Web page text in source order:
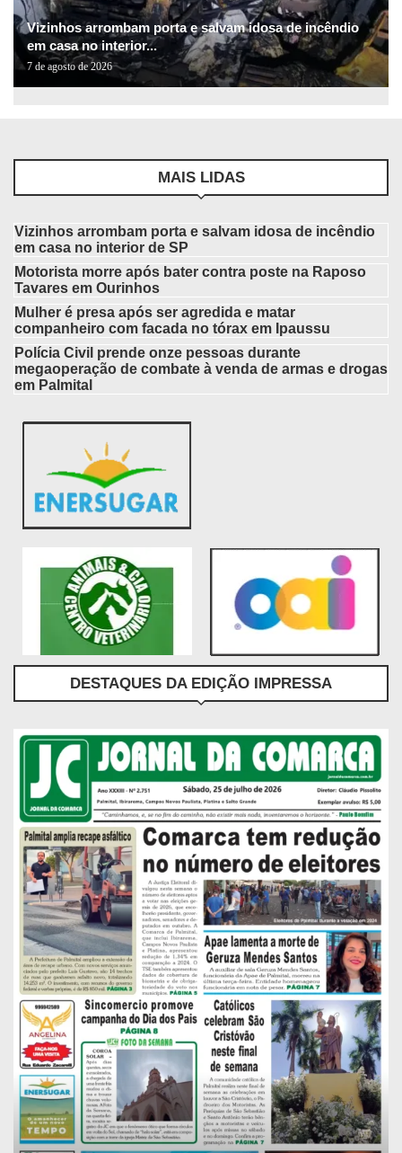
Vizinhos arrombam porta e salvam idosa de incêndio
em casa no interior...
7 de agosto de 2026
MAIS LIDAS
Vizinhos arrombam porta e salvam idosa de incêndio
em casa no interior de SP
Motorista morre após bater contra poste na Raposo
Tavares em Ourinhos
Mulher é presa após ser agredida e matar
companheiro com facada no tórax em Ipaussu
Polícia Civil prende onze pessoas durante
megaoperação de combate à venda de armas e drogas
em Palmital
DESTAQUES DA EDIÇÃO IMPRESSA